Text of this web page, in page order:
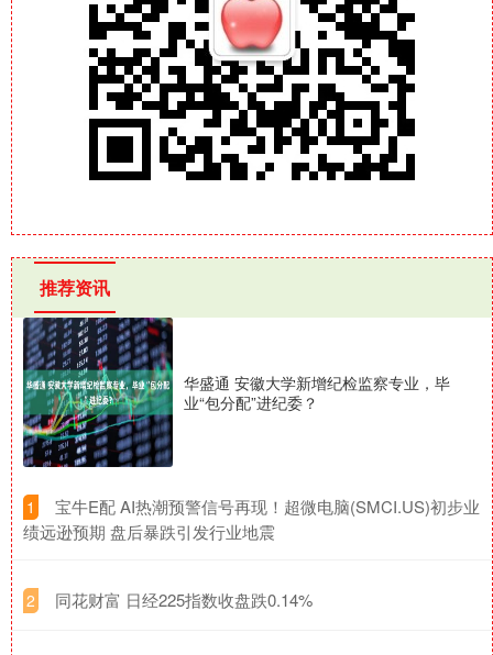
推荐资讯
华盛通 安徽大学新增纪检监察专业，毕
业“包分配”进纪委？
1
​宝牛E配 AI热潮预警信号再现！超微电脑(SMCI.US)初步业
绩远逊预期 盘后暴跌引发行业地震
2 ​同花财富 日经225指数收盘跌0.14%